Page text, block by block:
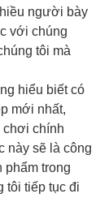
người bày
với chúng
tôi mà
hiểu biết có
mới nhất,
chính
này sẽ là công
phẩm trong
tôi tiếp tục đi